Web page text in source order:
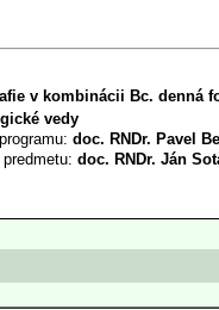
v kombinácii Bc. denná
vedy
doc. RNDr. Pavel
doc. RNDr. Ján